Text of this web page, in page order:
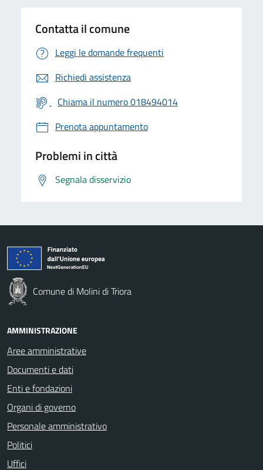
Contatta il comune
Leggi le domande frequenti
Richiedi assistenza
Chiama il numero 018494014
Prenota appuntamento
Problemi in città
Segnala disservizio
Comune di Molini di Triora
AMMINISTRAZIONE
Aree amministrative
Documenti e dati
Enti e fondazioni
Organi di governo
Personale amministrativo
Politici
Uffici